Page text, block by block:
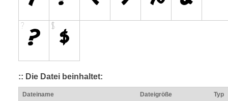
:: Die Datei beinhaltet:
Dateiname Dateigröße Typ